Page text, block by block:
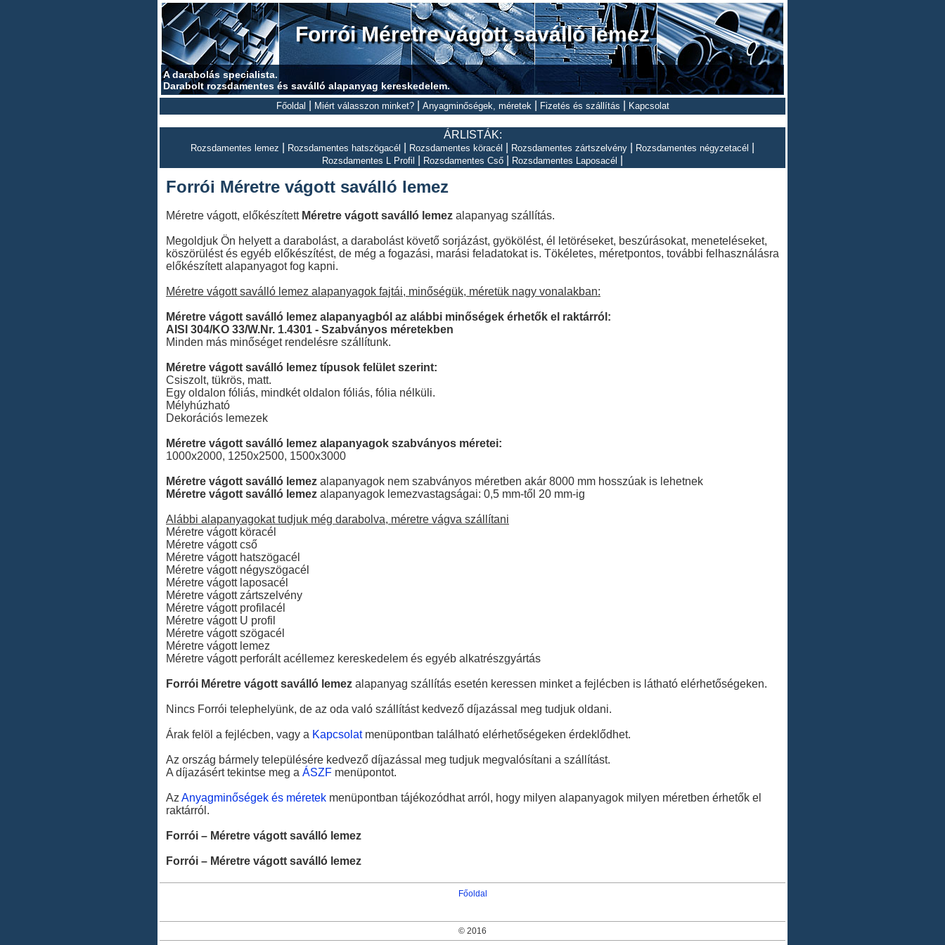
Forrói Méretre vágott saválló lemez
A darabolás specialista.
Darabolt rozsdamentes és saválló alapanyag kereskedelem.
Főoldal Miért válasszon minket?| Anyagminőségek, méretek Fizetés és szállítás Kapcsolat
ÁRLISTÁK:
Rozsdamentes lemez Rozsdamentes hatszögacél Rozsdamentes köracél Rozsdamentes zártszelvény Rozsdamentes négyzetacél
Rozsdamentes L Profil Rozsdamentes Cső Rozsdamentes Laposacél
Forrói Méretre vágott saválló lemez
Méretre vágott, előkészített Méretre vágott saválló lemez alapanyag szállítás.
Megoldjuk Ön helyett a darabolást, a darabolást követő sorjázást, gyökölést, él letöréseket, beszúrásokat, meneteléseket,
köszörülést és egyéb előkészítést, de még a fogazási, marási feladatokat is. Tökéletes, méretpontos, további felhasználásra
előkészített alapanyagot fog kapni.
Méretre vágott saválló lemez alapanyagok fajtái, minőségük, méretük nagy vonalakban:
Méretre vágott saválló lemez alapanyagból az alábbi minőségek érhetők el raktárról:
AISI 304/KO 33/W.Nr. 1.4301 - Szabványos méretekben
Minden más minőséget rendelésre szállítunk.
Méretre vágott saválló lemez típusok felület szerint:
Csiszolt, tükrös, matt.
Egy oldalon fóliás, mindkét oldalon fóliás, fólia nélküli.
Mélyhúzható
Dekorációs lemezek
Méretre vágott saválló lemez alapanyagok szabványos méretei:
1000x2000, 1250x2500, 1500x3000
Méretre vágott saválló lemez alapanyagok nem szabványos méretben akár 8000 mm hosszúak is lehetnek
Méretre vágott saválló lemez alapanyagok lemezvastagságai: 0,5 mm-től 20 mm-ig
Alábbi alapanyagokat tudjuk még darabolva, méretre vágva szállítani
Méretre vágott köracél
Méretre vágott cső
Méretre vágott hatszögacél
Méretre vágott négyszögacél
Méretre vágott laposacél
Méretre vágott zártszelvény
Méretre vágott profilacél
Méretre vágott U profil
Méretre vágott szögacél
Méretre vágott lemez
Méretre vágott perforált acéllemez kereskedelem és egyéb alkatrészgyártás
Forrói Méretre vágott saválló lemez alapanyag szállítás esetén keressen minket a fejlécben is látható elérhetőségeken.
Nincs Forrói telephelyünk, de az oda való szállítást kedvező díjazással meg tudjuk oldani.
Árak felöl a fejlécben, vagy a Kapcsolatmenüpontban található elérhetőségeken érdeklődhet.
Az ország bármely településére kedvező díjazással meg tudjuk megvalósítani a szállítást.
A díjazásért tekintse meg a ÁSZF menüpontot.
Az Anyagminőségek és méretek menüpontban tájékozódhat arról, hogy milyen alapanyagok milyen méretben érhetők el
raktárról.
Forrói – Méretre vágott saválló lemez
Forrói – Méretre vágott saválló lemez
Főoldal
© 2016